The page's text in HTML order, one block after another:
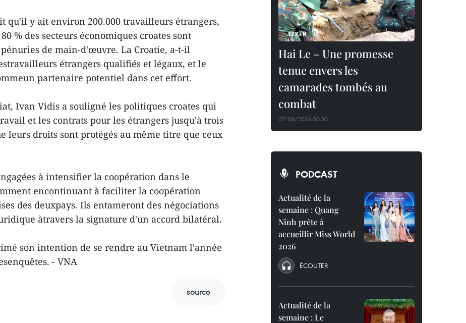
qu'il y ait environ 200.000 travailleurs étrangers,
% des secteurs économiques croates sont
de main-d'œuvre. La Croatie, a-t-il
étrangers qualifiés et légaux, et le
partenaire potentiel dans cet effort.
Ivan Vidis a souligné les politiques croates qui
et les contrats pour les étrangers jusqu'à trois
leurs droits sont protégés au même titre que ceux
à intensifier la coopération dans le
encontinuant à faciliter la coopération
des deuxpays. Ils entameront des négociations
àtravers la signature d'un accord bilatéral.
son intention de se rendre au Vietnam l'année
- VNA
source
Hai Le – Une promesse
tenue envers les
camarades tombés au
combat
07/08/2026 00:30
PODCAST
Actualité de la
semaine : Quang
Ninh prête à
accueillir Miss World
2026
ÉCOUTER
Actualité de la
semaine : Le